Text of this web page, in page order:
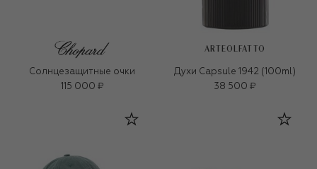
Солнцезащитные очки
115 000 ₽
ARTEOLFATTO
Духи Capsule 1942 (100ml)
38 500 ₽